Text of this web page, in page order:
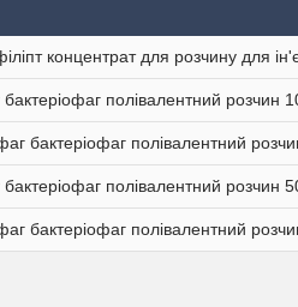
концентрат для розчину для
бактеріофаг полівалентний розчин
бактеріофаг полівалентний
бактеріофаг полівалентний розчин
бактеріофаг полівалентний